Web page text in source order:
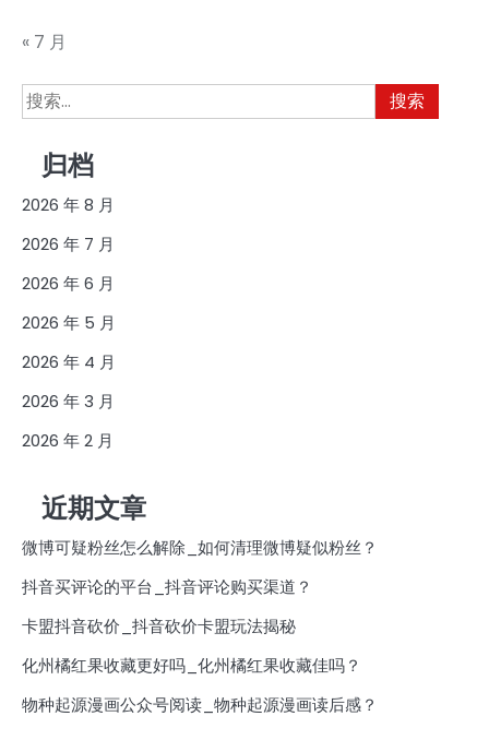
« 7 月
搜
索：
归档
2026 年 8 月
2026 年 7 月
2026 年 6 月
2026 年 5 月
2026 年 4 月
2026 年 3 月
2026 年 2 月
近期文章
微博可疑粉丝怎么解除_如何清理微博疑似粉丝？
抖音买评论的平台_抖音评论购买渠道？
卡盟抖音砍价_抖音砍价卡盟玩法揭秘
化州橘红果收藏更好吗_化州橘红果收藏佳吗？
物种起源漫画公众号阅读_物种起源漫画读后感？